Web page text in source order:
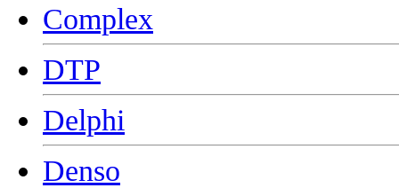
Complex
DTP
Delphi
Denso